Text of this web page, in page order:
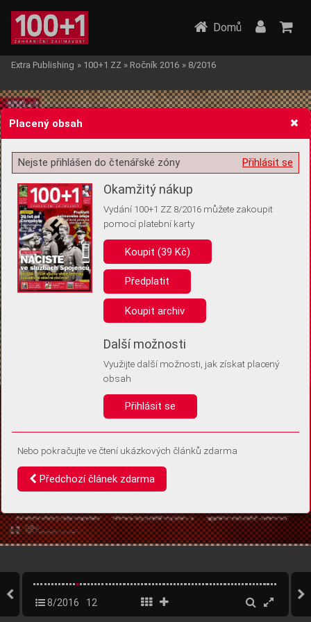
Žádost o souhlas s ukládáním volitelných informací
Pro základní fungování webu nepotřebujeme ukládat žádné informace
(tzv. cookies apod.). Rádi bychom vás ale požádali o souhlas s
uložením volitelných informací:
Anonymní unikátní ID
Díky němu příště poznáme, že se jedná o stejné zařízení, a
Identifikátor je zcela anonymní.
Vaše souhlasy a odmítnutí si ukládáme do vašeho zařízení, abychom se
vás už příště znovu neptali. Můžete je kdykoli později upravit ve Správě
Domů
Extra Publishing » 100+1 ZZ » Ročník 2016 » 8/2016
8/2016 12
Placený obsah
Přihlásit se
Nejste přihlášen do čtenářské zóny
Okamžitý nákup
Vydání 100+1 ZZ 8/2016 můžete zakoupit
pomocí platební karty
Koupit (39 Kč)
Předplatit
Koupit archiv
Další možnosti
Využijte další možnosti, jak získat placený
obsah
Přihlásit se
Nebo pokračujte ve čtení ukázkových článků zdarma
Předchozí článek zdarma